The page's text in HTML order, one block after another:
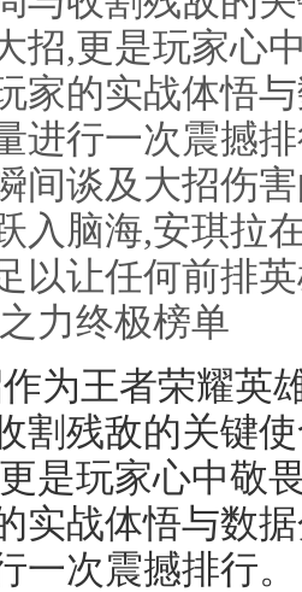
招,更是玩家心
家的实战体悟
进行一次震撼
间谈及大招伤
入脑海,安琪拉
以让任何前排
力终极榜单
为王者荣耀英
割残敌的关键
是玩家心中敬
实战体悟与数
一次震撼排行。